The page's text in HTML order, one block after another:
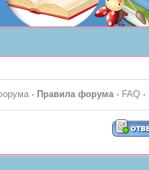
· Правила форума· FAQ ·